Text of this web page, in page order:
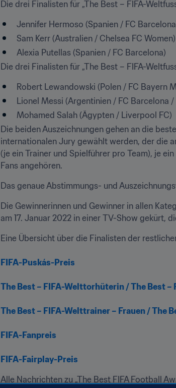
Die drei Finalisten für „The Best – FIFA-
Jennifer Hermoso (Spanien / FC
Sam Kerr (Australien / Chelsea FC Women)
Alexia Putellas (Spanien / FC Barcelona)
Die drei Finalisten für „The Best – FIFA-
Robert Lewandowski (Polen / FC Bayern
Lionel Messi (Argentinien / FC Barcelona
Mohamed Salah (Ägypten / Liverpool FC)
Die beiden Auszeichnungen gehen an die
internationalen Jury gewählt werden, der die
(je ein Trainer und Spielführer pro Team), je
Fans angehören.
Das genaue Abstimmungs- und
Die Gewinnerinnen und Gewinner in allen
am 17. Januar 2022 in einer TV-Show gekürt,
Eine Übersicht über die Finalisten der
FIFA-Puskás-Preis
The Best – FIFA-Welttorhüterin / The Best
The Best – FIFA-Welttrainer – Frauen / The
FIFA-Fanpreis
FIFA-Fairplay-Preis
Alle Nachrichten zu „The Best FIFA Football